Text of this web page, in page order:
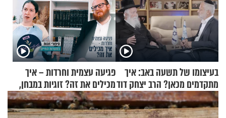
בעיצומו של תשעה באב: איך
מתקדמים מכאן? הרב יצחק דוד
גרוסמן בשיחה מיוחדת
פגיעה עצמית וחרדות – איך
מכילים את זה? זוגיות במבחן,
הפעם עם יהודית ואלתר כהן